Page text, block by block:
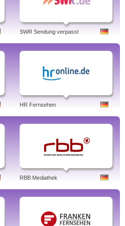
SWR Sendung verpasst
HR Fernsehen
RBB Mediathek